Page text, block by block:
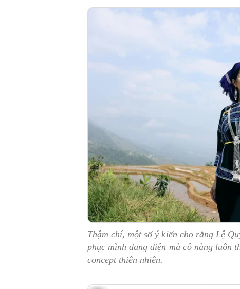
Thậm chí, một số ý kiến cho rằng Lệ
phục mình đang diện mà cô nàng luôn
concept thiên nhiên.